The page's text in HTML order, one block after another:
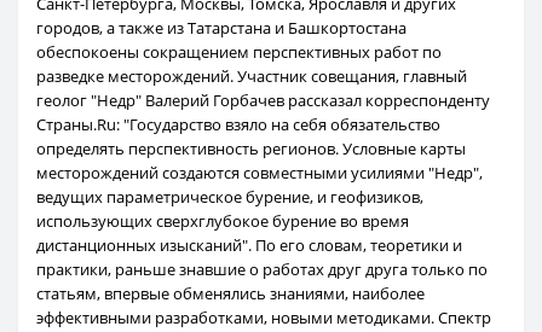
городов, а также из Татарстана и Башкортостана
обеспокоены сокращением перспективных работ по
разведке месторождений. Участник совещания, главный
геолог "Недр" Валерий Горбачев рассказал корреспонденту
Страны.Ru: "Государство взяло на себя обязательство
определять перспективность регионов. Условные карты
месторождений создаются совместными усилиями "Недр",
ведущих параметрическое бурение, и геофизиков,
использующих сверхглубокое бурение во время
дистанционных изысканий". По его словам, теоретики и
практики, раньше знавшие о работах друг друга только по
статьям, впервые обменялись знаниями, наиболее
эффективными разработками, новыми методиками. Спектр